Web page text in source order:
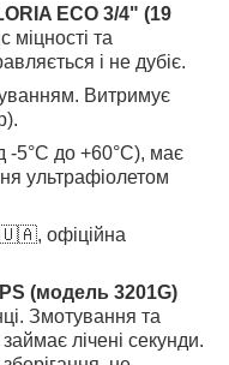
ECO 3/4" (19
міцності та
і не дубіє.
Витримує
-5°C до +60°C), має
ультрафіолетом
🇺🇦, офіційна
(модель 3201G)
Змотування та
лічені секунди.